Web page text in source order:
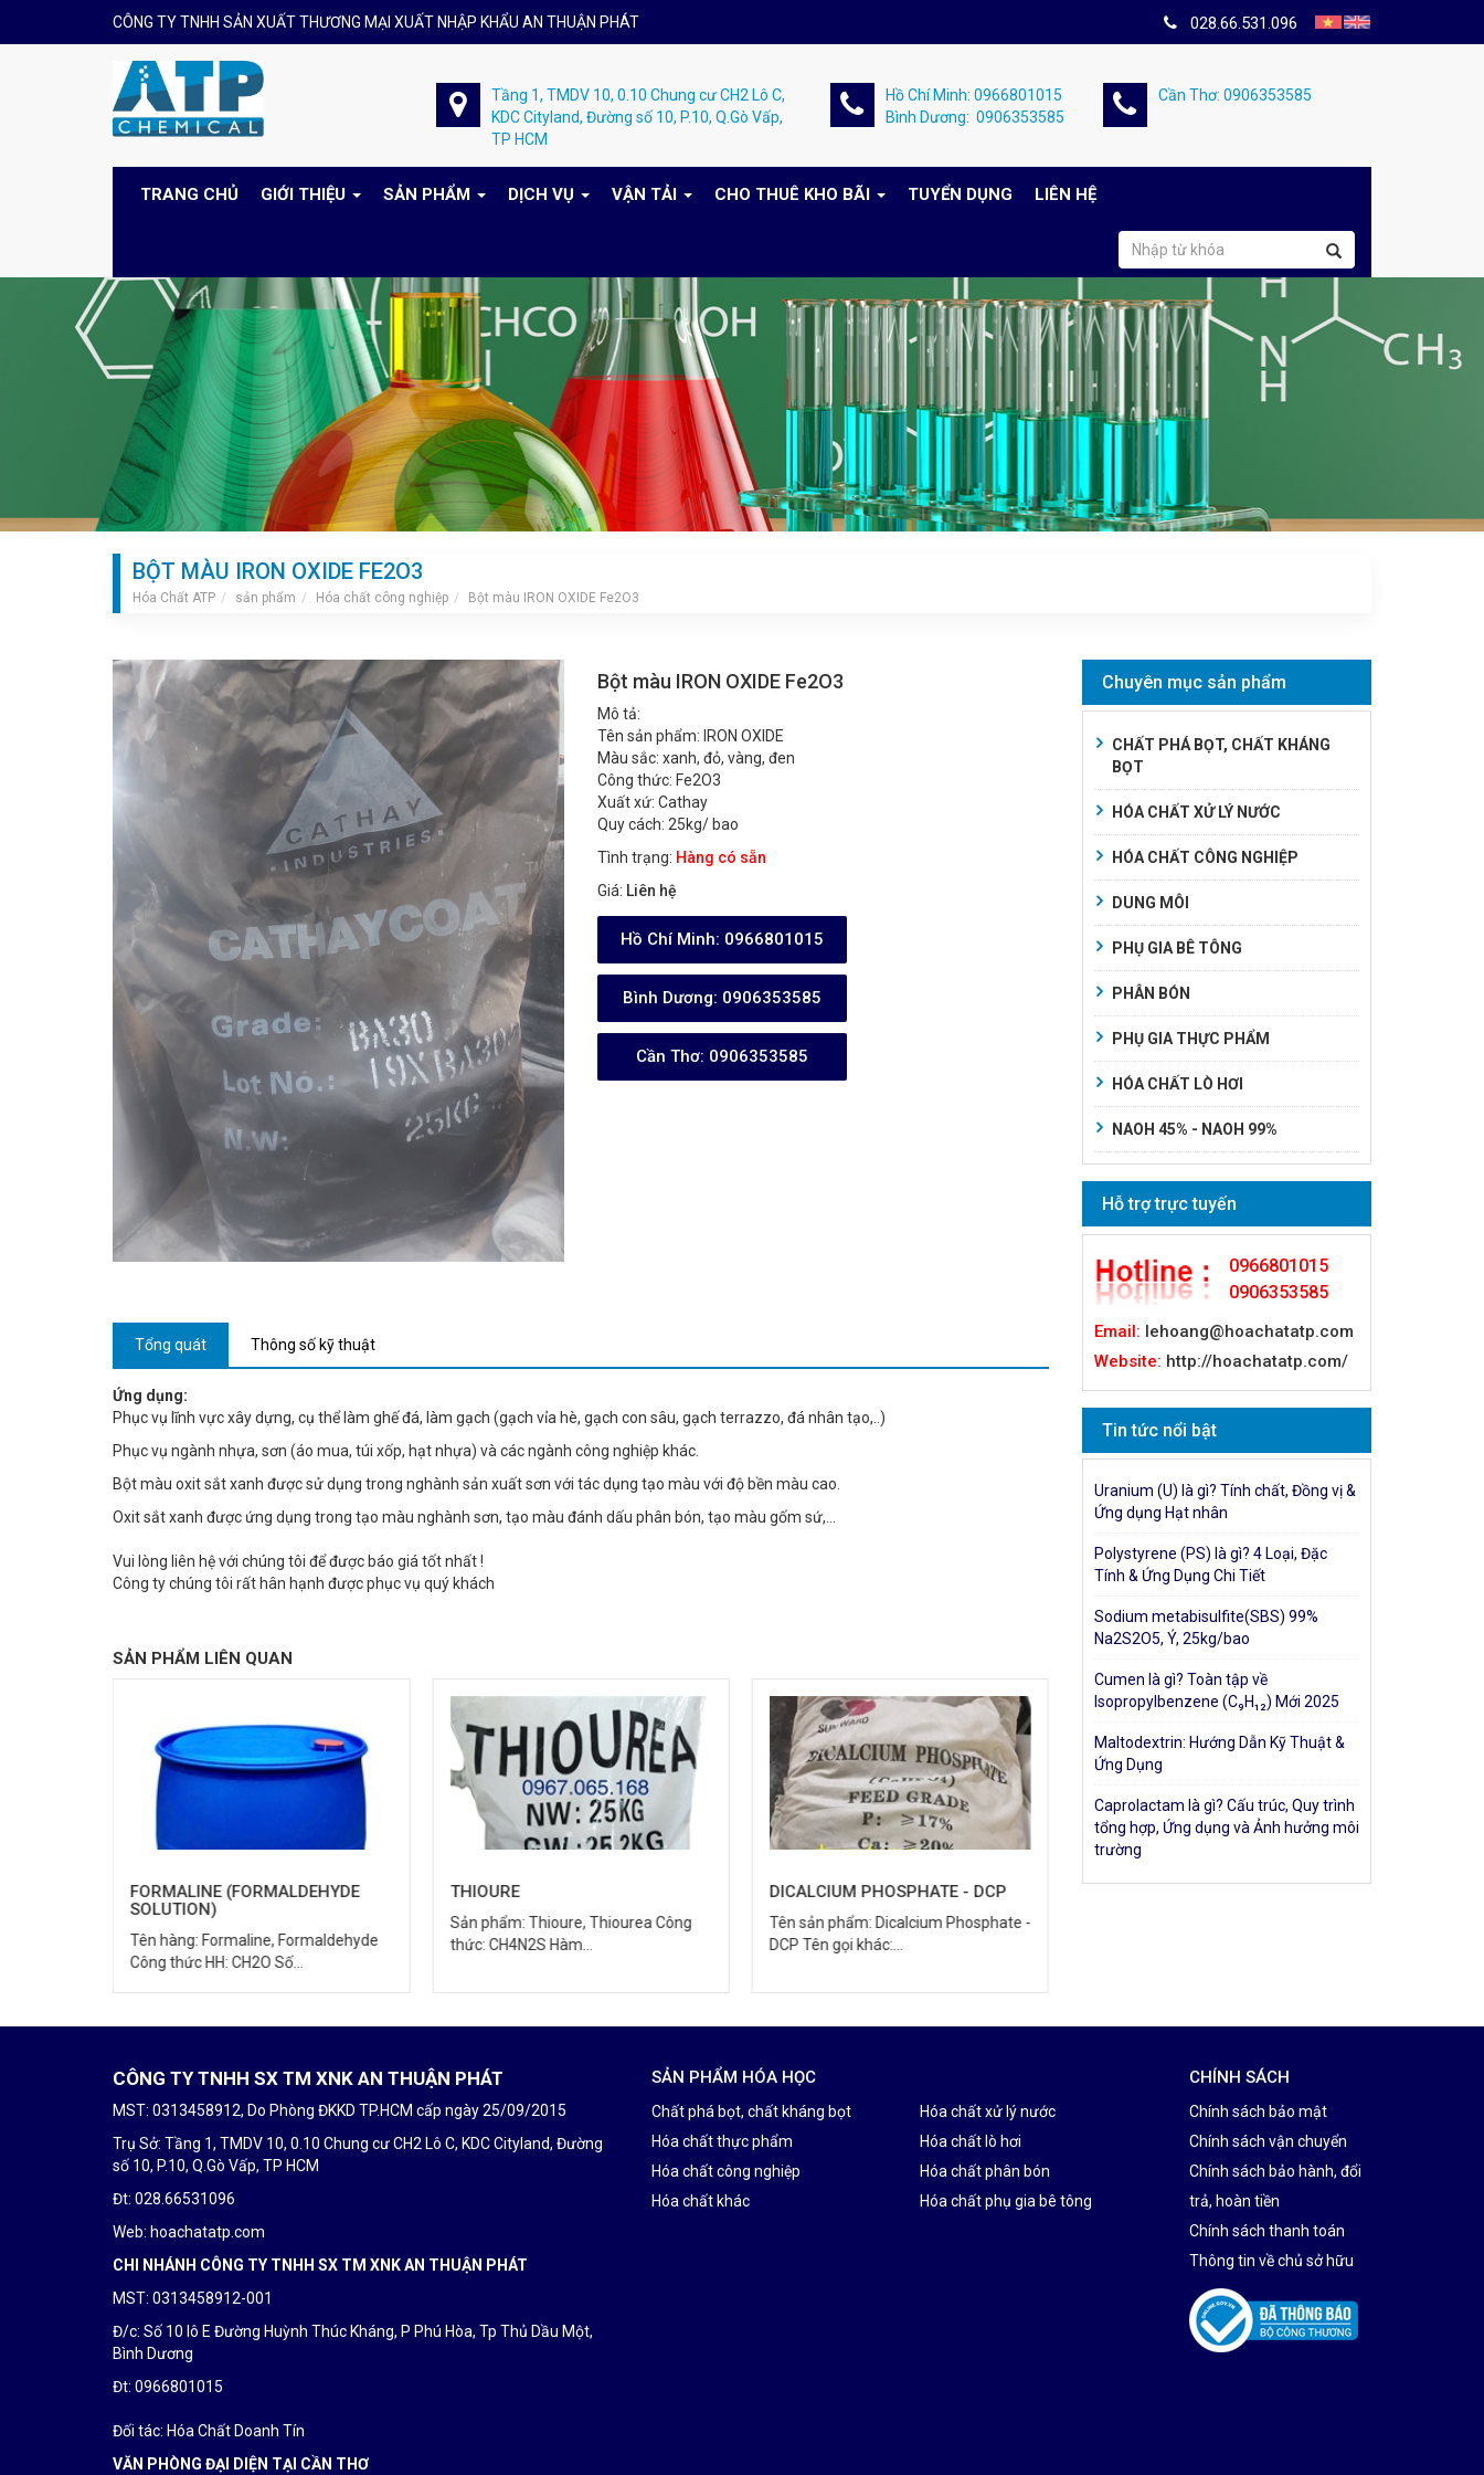
CÔNG TY TNHH SẢN XUẤT THƯƠNG MẠI XUẤT NHẬP KHẨU AN THUẬN PHÁT 028.66.531.096
Tầng 1, TMDV 10, 0.10 Chung cư CH2 Lô C,
KDC Cityland, Đường số 10, P.10, Q.Gò Vấp,
TP HCM
Hồ Chí Minh: 0966801015
Bình Dương: 0906353585
Cần Thơ: 0906353585
TRANG CHỦ GIỚI THIỆU SẢN PHẨM DỊCH VỤ VẬN TẢI CHO THUÊ KHO BÃI TUYỂN DỤNG LIÊN HỆ
BỘT MÀU IRON OXIDE FE2O3
Hóa Chất ATP sản phẩm Hóa chất công nghiệp Bột màu IRON OXIDE Fe2O3
Bột màu IRON OXIDE Fe2O3
Mô tả:
Tên sản phẩm: IRON OXIDE
Màu sắc: xanh, đỏ, vàng, đen
Công thức: Fe2O3
Xuất xứ: Cathay
Quy cách: 25kg/ bao
Tình trạng: Hàng có sẵn
Giá: Liên hệ
Hồ Chí Minh: 0966801015
Bình Dương: 0906353585
Cần Thơ: 0906353585
Tổng quát Thông số kỹ thuật
Ứng dụng:
Phục vụ lĩnh vực xây dựng, cụ thể làm ghế đá, làm gạch (gạch vỉa hè, gạch con sâu, gạch terrazzo, đá nhân tạo,..)
Phục vụ ngành nhựa, sơn (áo mua, túi xốp, hạt nhựa) và các ngành công nghiệp khác.
Bột màu oxit sắt xanh được sử dụng trong nghành sản xuất sơn với tác dụng tạo màu với độ bền màu cao.
Oxit sắt xanh được ứng dụng trong tạo màu nghành sơn, tạo màu đánh dấu phân bón, tạo màu gốm sứ,...
Vui lòng liên hệ với chúng tôi để được báo giá tốt nhất !
Công ty chúng tôi rất hân hạnh được phục vụ quý khách
SẢN PHẨM LIÊN QUAN
FORMALINE (FORMALDEHYDE
SOLUTION)
Tên hàng: Formaline, Formaldehyde
Công thức HH: CH2O Số...
THIOURE
Sản phẩm: Thioure, Thiourea Công
thức: CH4N2S Hàm...
DICALCIUM PHOSPHATE - DCP
Tên sản phẩm: Dicalcium Phosphate -
DCP Tên gọi khác:...
Chuyên mục sản phẩm
CHẤT PHÁ BỌT, CHẤT KHÁNG
BỌT
HÓA CHẤT XỬ LÝ NƯỚC
HÓA CHẤT CÔNG NGHIỆP
DUNG MÔI
PHỤ GIA BÊ TÔNG
PHÂN BÓN
PHỤ GIA THỰC PHẨM
HÓA CHẤT LÒ HƠI
NAOH 45% - NAOH 99%
Hỗ trợ trực tuyến
0966801015
0906353585
Email: lehoang@hoachatatp.com
Website: http://hoachatatp.com/
Tin tức nổi bật
Uranium (U) là gì? Tính chất, Đồng vị &
Ứng dụng Hạt nhân
Polystyrene (PS) là gì? 4 Loại, Đặc
Tính & Ứng Dụng Chi Tiết
Sodium metabisulfite(SBS) 99%
Na2S2O5, Ý, 25kg/bao
Cumen là gì? Toàn tập về
Isopropylbenzene (C₉H₁₂) Mới 2025
Maltodextrin: Hướng Dẫn Kỹ Thuật &
Ứng Dụng
Caprolactam là gì? Cấu trúc, Quy trình
tổng hợp, Ứng dụng và Ảnh hưởng môi
trường
CÔNG TY TNHH SX TM XNK AN THUẬN PHÁT
MST: 0313458912, Do Phòng ĐKKD TP.HCM cấp ngày 25/09/2015
Trụ Sở: Tầng 1, TMDV 10, 0.10 Chung cư CH2 Lô C, KDC Cityland, Đường
số 10, P.10, Q.Gò Vấp, TP HCM
Đt: 028.66531096
Web: hoachatatp.com
CHI NHÁNH CÔNG TY TNHH SX TM XNK AN THUẬN PHÁT
MST: 0313458912-001
Đ/c: Số 10 lô E Đường Huỳnh Thúc Kháng, P Phú Hòa, Tp Thủ Dầu Một,
Bình Dương
Đt: 0966801015
Đối tác: Hóa Chất Doanh Tín
VĂN PHÒNG ĐẠI DIỆN TẠI CẦN THƠ
SẢN PHẨM HÓA HỌC
Chất phá bọt, chất kháng bọt
Hóa chất xử lý nước
Hóa chất thực phẩm
Hóa chất lò hơi
Hóa chất công nghiệp
Hóa chất phân bón
Hóa chất khác
Hóa chất phụ gia bê tông
CHÍNH SÁCH
Chính sách bảo mật
Chính sách vận chuyển
Chính sách bảo hành, đổi
trả, hoàn tiền
Chính sách thanh toán
Thông tin về chủ sở hữu